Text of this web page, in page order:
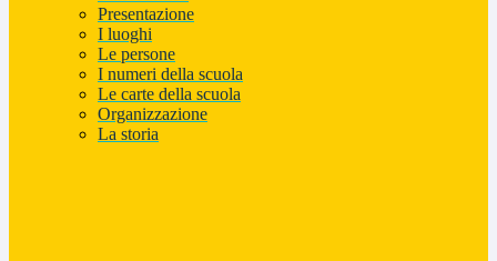
Presentazione
I luoghi
Le persone
I numeri della scuola
Le carte della scuola
Organizzazione
La storia